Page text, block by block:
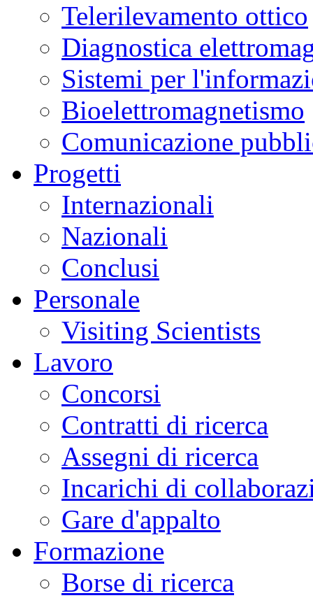
Telerilevamento ottico
Diagnostica
Sistemi per
Bioelettromagnetismo
Comunicazione
Progetti
Internazionali
Nazionali
Conclusi
Personale
Visiting Scientists
Lavoro
Concorsi
Contratti di ricerca
Assegni di ricerca
Incarichi di
Gare d'appalto
Formazione
Borse di ricerca